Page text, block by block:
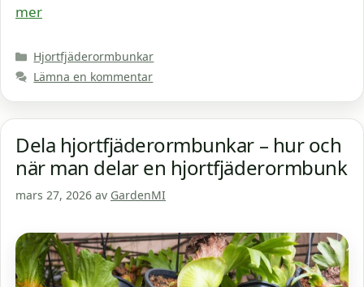
mer
Kategorier
Hjortfjäderormbunkar
Lämna en kommentar
Dela hjortfjäderormbunkar – hur och
när man delar en hjortfjäderormbunk
mars 27, 2026 av GardenMI